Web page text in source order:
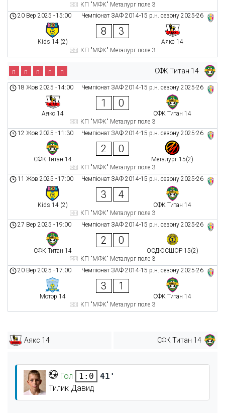
КП "МФК" Металург поле 3
Чемпіонат ЗАФ 2014-15 р.н. сезону 2025-26
20 Вер 2025 -15:00
Kids 14 (2)
8 3
Аякс 14
КП "МФК" Металург поле 3
СФК Титан 14
п п п п п
Чемпіонат ЗАФ 2014-15 р.н. сезону 2025-26
18 Жов 2025 -14:00
Аякс 14
1 0
СФК Титан 14
КП "МФК" Металург поле 3
Чемпіонат ЗАФ 2014-15 р.н. сезону 2025-26
12 Жов 2025 -11:30
СФК Титан 14
2 0
Металург 15(2)
КП "МФК" Металург поле 3
Чемпіонат ЗАФ 2014-15 р.н. сезону 2025-26
11 Жов 2025 -17:00
Kids 14 (2)
3 4
СФК Титан 14
КП "МФК" Металург поле 3
Чемпіонат ЗАФ 2014-15 р.н. сезону 2025-26
27 Вер 2025 -19:00
СФК Титан 14
2 0
ОСДЮСШОР 15(2)
КП "МФК" Металург поле 3
Чемпіонат ЗАФ 2014-15 р.н. сезону 2025-26
20 Вер 2025 -17:00
Мотор 14
3 1
СФК Титан 14
КП "МФК" Металург поле 3
Аякс 14 СФК Титан 14
Гол 1:0
41'
Тилик Давид